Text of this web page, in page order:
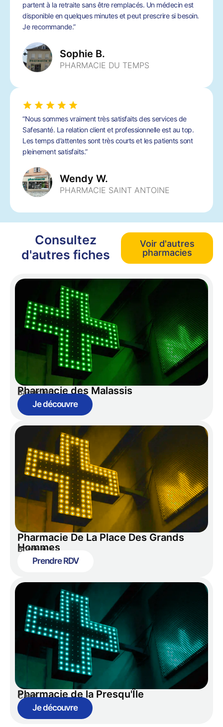
partent à la retraite sans être remplacés. Un médecin est
disponible en quelques minutes et peut prescrire si besoin.
Je recommande.”
Sophie B.
PHARMACIE DU TEMPS
“Nous sommes vraiment très satisfaits des services de
Safesanté. La relation client et professionnelle est au top.
Les temps d’attentes sont très courts et les patients sont
pleinement satisfaits.”
Wendy W.
PHARMACIE SAINT ANTOINE
Consultez
d'autres fiches
Voir d'autres
pharmacies
Pharmacie des Malassis
Bagnolet
Je découvre
Pharmacie De La Place Des Grands
Hommes
Bordeaux
Prendre RDV
Pharmacie de la Presqu'Île
Caen
Je découvre